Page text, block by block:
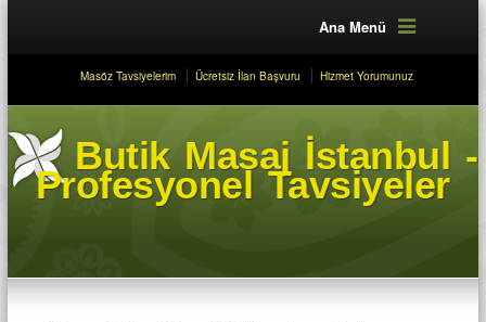
Ana Menü
Masöz Tavsiyelerim Ücretsiz İlan Başvuru Hizmet Yorumunuz
Butik Masaj İstanbul -
Profesyonel Tavsiyeler